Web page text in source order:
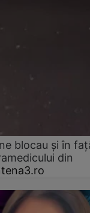
blocau şi în
din